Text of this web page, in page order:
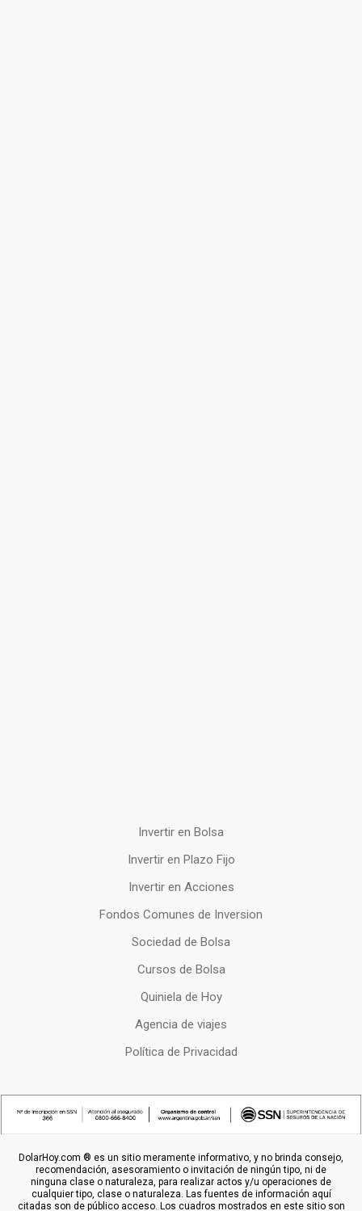
Invertir en Bolsa
Invertir en Plazo Fijo
Invertir en Acciones
Fondos Comunes de Inversion
Sociedad de Bolsa
Cursos de Bolsa
Quiniela de Hoy
Agencia de viajes
Política de Privacidad
DolarHoy.com ® es un sitio meramente informativo, y no brinda consejo,
recomendación, asesoramiento o invitación de ningún tipo, ni de
ninguna clase o naturaleza, para realizar actos y/u operaciones de
cualquier tipo, clase o naturaleza. Las fuentes de información aquí
citadas son de público acceso. Los cuadros mostrados en este sitio son